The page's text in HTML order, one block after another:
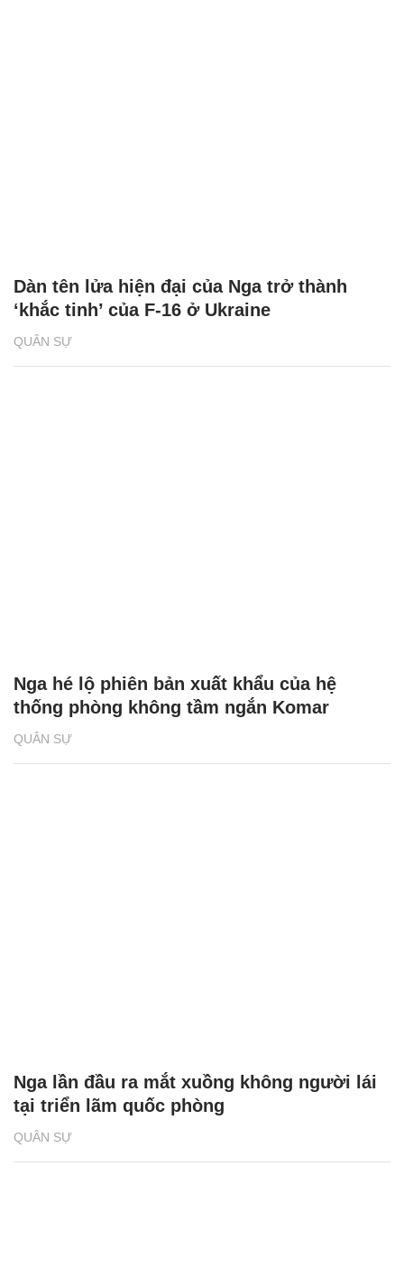
QUÂN SỰ
Dàn tên lửa hiện đại của Nga trở thành
‘khắc tinh’ của F-16 ở Ukraine
QUÂN SỰ
Nga hé lộ phiên bản xuất khẩu của hệ
thống phòng không tầm ngắn Komar
QUÂN SỰ
Nga lần đầu ra mắt xuồng không người lái
tại triển lãm quốc phòng